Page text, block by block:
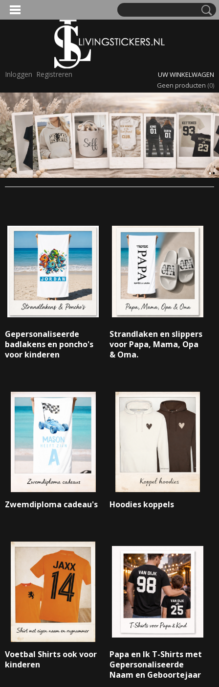
Inloggen Registreren
UW WINKELWAGEN
Geen producten (0)
Gepersonaliseerde
badlakens en poncho's
voor kinderen
Strandlaken en slippers
voor Papa, Mama, Opa
& Oma.
Zwemdiploma cadeau's Hoodies koppels
Voetbal Shirts ook voor
kinderen
Papa en Ik T-Shirts met
Gepersonaliseerde
Naam en Geboortejaar
VOOR KINDEREN
OPA & OMA.
NAAM EN GEBOORTEJAAR